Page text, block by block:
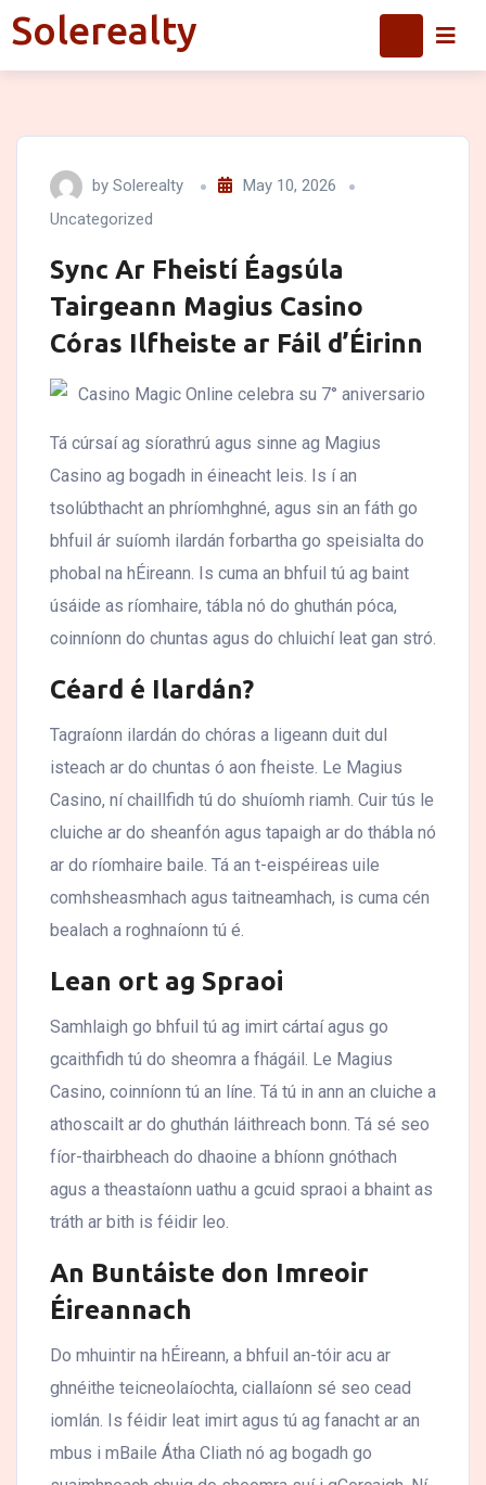
Skip
to
Solerealty
Solerealty
by Solerealty
May 10, 2026
Uncategorized
Sync Ar Fheistí Éagsúla
Tairgeann Magius Casino
Córas Ilfheiste ar Fáil d’Éirinn
Tá cúrsaí ag síorathrú agus sinne ag Magius
Casino ag bogadh in éineacht leis. Is í an
tsolúbthacht an phríomhghné, agus sin an fáth go
bhfuil ár suíomh ilardán forbartha go speisialta do
phobal na hÉireann. Is cuma an bhfuil tú ag baint
úsáide as ríomhaire, tábla nó do ghuthán póca,
coinníonn do chuntas agus do chluichí leat gan stró.
Céard é Ilardán?
Tagraíonn ilardán do chóras a ligeann duit dul
isteach ar do chuntas ó aon fheiste. Le Magius
Casino, ní chaillfidh tú do shuíomh riamh. Cuir tús le
cluiche ar do sheanfón agus tapaigh ar do thábla nó
ar do ríomhaire baile. Tá an t-eispéireas uile
comhsheasmhach agus taitneamhach, is cuma cén
bealach a roghnaíonn tú é.
Lean ort ag Spraoi
Samhlaigh go bhfuil tú ag imirt cártaí agus go
gcaithfidh tú do sheomra a fhágáil. Le Magius
Casino, coinníonn tú an líne. Tá tú in ann an cluiche a
athoscailt ar do ghuthán láithreach bonn. Tá sé seo
fíor-thairbheach do dhaoine a bhíonn gnóthach
agus a theastaíonn uathu a gcuid spraoi a bhaint as
tráth ar bith is féidir leo.
An Buntáiste don Imreoir
Éireannach
Do mhuintir na hÉireann, a bhfuil an-tóir acu ar
ghnéithe teicneolaíochta, ciallaíonn sé seo cead
iomlán. Is féidir leat imirt agus tú ag fanacht ar an
mbus i mBaile Átha Cliath nó ag bogadh go